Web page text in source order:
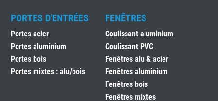
PORTES D'ENTRÉES
Portes acier
Portes aluminium
Portes bois
Portes mixtes : alu/bois
FENÊTRES
Coulissant aluminium
Coulissant PVC
Fenêtres alu & acier
Fenêtres aluminium
Fenêtres bois
Fenêtres mixtes